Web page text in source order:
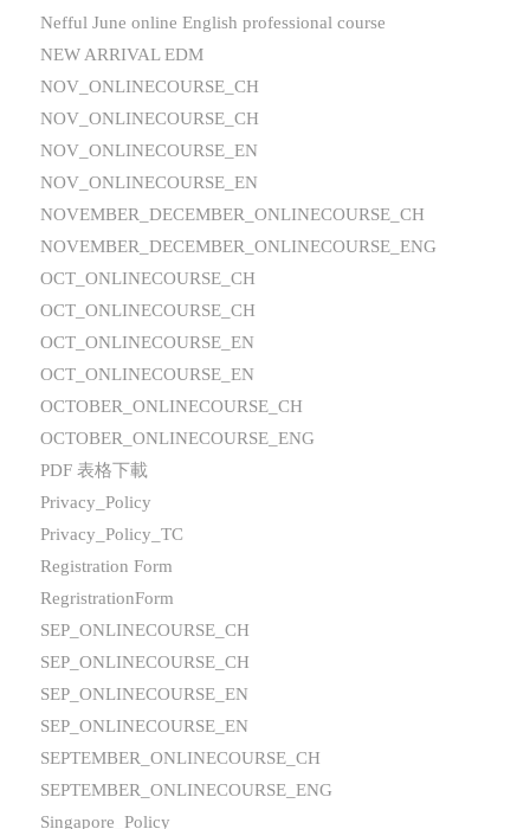
Nefful June online English professional course
NEW ARRIVAL EDM
NOV_ONLINECOURSE_CH
NOV_ONLINECOURSE_CH
NOV_ONLINECOURSE_EN
NOV_ONLINECOURSE_EN
NOVEMBER_DECEMBER_ONLINECOURSE_CH
NOVEMBER_DECEMBER_ONLINECOURSE_ENG
OCT_ONLINECOURSE_CH
OCT_ONLINECOURSE_CH
OCT_ONLINECOURSE_EN
OCT_ONLINECOURSE_EN
OCTOBER_ONLINECOURSE_CH
OCTOBER_ONLINECOURSE_ENG
PDF 表格下載
Privacy_Policy
Privacy_Policy_TC
Registration Form
RegristrationForm
SEP_ONLINECOURSE_CH
SEP_ONLINECOURSE_CH
SEP_ONLINECOURSE_EN
SEP_ONLINECOURSE_EN
SEPTEMBER_ONLINECOURSE_CH
SEPTEMBER_ONLINECOURSE_ENG
Singapore_Policy